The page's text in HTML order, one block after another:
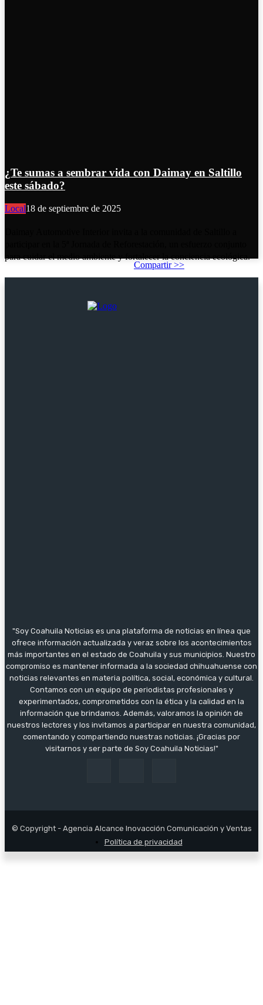
¿Te sumas a sembrar vida con Daimay en Saltillo
este sábado?
Local18 de septiembre de 2025
para cuidar el medio ambiente y fortalecer la conciencia ecológica.
Compartir >>
"Soy Coahuila Noticias es una plataforma de noticias en línea que
ofrece información actualizada y veraz sobre los acontecimientos
más importantes en el estado de Coahuila y sus municipios. Nuestro
compromiso es mantener informada a la sociedad chihuahuense con
noticias relevantes en materia política, social, económica y cultural.
Contamos con un equipo de periodistas profesionales y
experimentados, comprometidos con la ética y la calidad en la
información que brindamos. Además, valoramos la opinión de
nuestros lectores y los invitamos a participar en nuestra comunidad,
comentando y compartiendo nuestras noticias. ¡Gracias por
visitarnos y ser parte de Soy Coahuila Noticias!"
© Copyright - Agencia Alcance Inovacción Comunicación y Ventas
Política de privacidad